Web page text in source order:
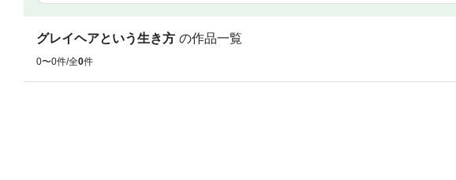
グレイヘアという生き方 の作品一覧
0〜0件/全0件